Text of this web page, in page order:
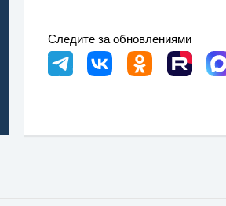
Следите за обновлениями